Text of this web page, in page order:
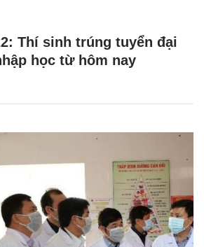
Thí sinh trúng tuyển đại
học từ hôm nay